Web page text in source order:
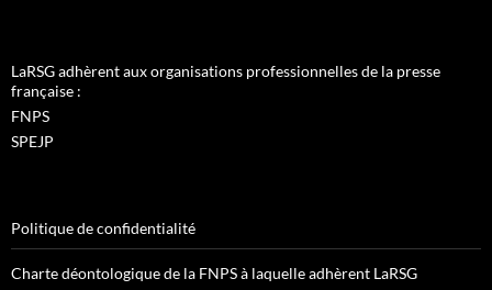
LaRSG adhèrent aux organisations professionnelles de la presse
française :
FNPS
SPEJP
Politique de confidentialité
Charte déontologique de la FNPS à laquelle adhèrent LaRSG